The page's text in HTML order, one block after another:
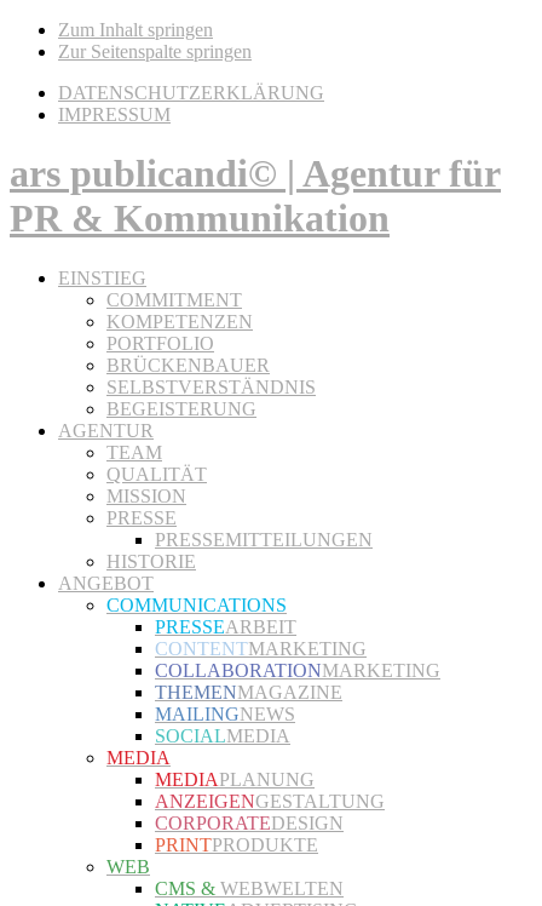
Zum Inhalt springen
Zur Seitenspalte springen
DATENSCHUTZERKLÄRUNG
IMPRESSUM
ars publicandi© | Agentur für
PR & Kommunikation
EINSTIEG
COMMITMENT
KOMPETENZEN
PORTFOLIO
BRÜCKENBAUER
SELBSTVERSTÄNDNIS
BEGEISTERUNG
AGENTUR
TEAM
QUALITÄT
MISSION
PRESSE
PRESSEMITTEILUNGEN
HISTORIE
ANGEBOT
COMMUNICATIONS
PRESSEARBEIT
CONTENTMARKETING
COLLABORATIONMARKETING
THEMENMAGAZINE
MAILINGNEWS
SOCIALMEDIA
MEDIA
MEDIAPLANUNG
ANZEIGENGESTALTUNG
CORPORATEDESIGN
PRINTPRODUKTE
WEB
CMS & WEBWELTEN